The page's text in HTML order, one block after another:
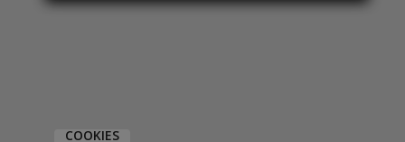
COOKIES